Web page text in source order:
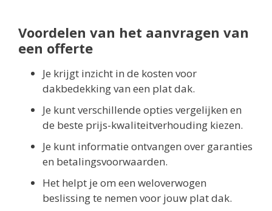
Voordelen van het aanvragen van
een offerte
Je krijgt inzicht in de kosten voor
dakbedekking van een plat dak.
Je kunt verschillende opties vergelijken en
de beste prijs-kwaliteitverhouding kiezen.
Je kunt informatie ontvangen over garanties
en betalingsvoorwaarden.
Het helpt je om een weloverwogen
beslissing te nemen voor jouw plat dak.